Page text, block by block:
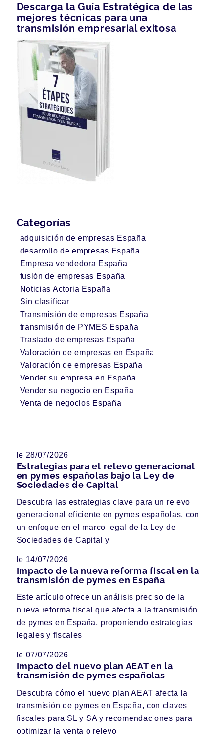
Descarga la Guía Estratégica de las
mejores técnicas para una
transmisión empresarial exitosa
Categorías
adquisición de empresas España
desarrollo de empresas España
Empresa vendedora España
fusión de empresas España
Noticias Actoria España
Sin clasificar
Transmisión de empresas España
transmisión de PYMES España
Traslado de empresas España
Valoración de empresas en España
Valoración de empresas España
Vender su empresa en España
Vender su negocio en España
Venta de negocios España
le 28/07/2026
Estrategias para el relevo generacional
en pymes españolas bajo la Ley de
Sociedades de Capital
Descubra las estrategias clave para un relevo
generacional eficiente en pymes españolas, con
un enfoque en el marco legal de la Ley de
Sociedades de Capital y
le 14/07/2026
Impacto de la nueva reforma fiscal en la
transmisión de pymes en España
Este artículo ofrece un análisis preciso de la
nueva reforma fiscal que afecta a la transmisión
de pymes en España, proponiendo estrategias
legales y fiscales
le 07/07/2026
Impacto del nuevo plan AEAT en la
transmisión de pymes españolas
Descubra cómo el nuevo plan AEAT afecta la
transmisión de pymes en España, con claves
fiscales para SL y SA y recomendaciones para
optimizar la venta o relevo